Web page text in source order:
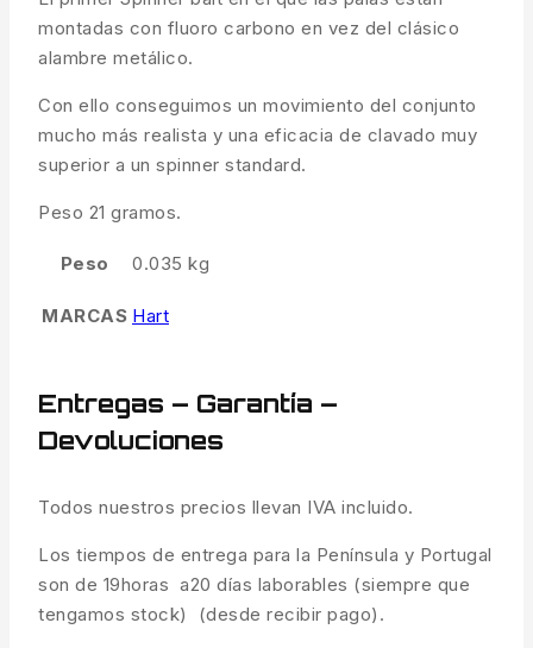
montadas con fluoro carbono en vez del clásico
alambre metálico.
Con ello conseguimos un movimiento del conjunto
mucho más realista y una eficacia de clavado muy
superior a un spinner standard.
Peso 21 gramos.
Peso 0.035 kg
MARCAS Hart
Entregas – Garantía –
Devoluciones
Todos nuestros precios llevan IVA incluido.
Los tiempos de entrega para la Península y Portugal
son de 19horas a20 días laborables (siempre que
tengamos stock) (desde recibir pago).